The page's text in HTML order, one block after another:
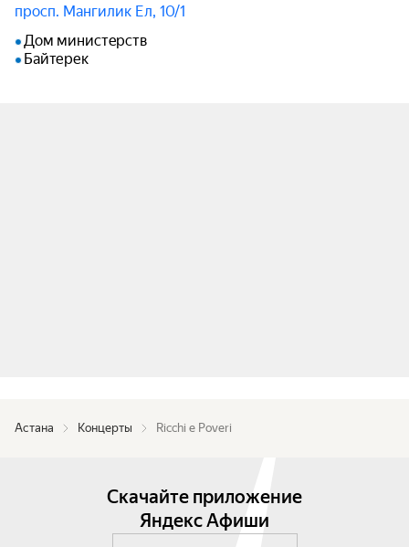
просп. Мангилик Ел, 10/1
Дом министерств
Байтерек
Астана Концерты Ricchi e Poveri
Скачайте приложение
Яндекс Афиши